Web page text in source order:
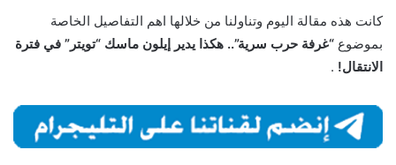
كانت هذه مقالة اليوم وتناولنا من خلالها اهم التفاصيل الخاصة
بموضوع “غرفة حرب سرية”.. هكذا يدير إيلون ماسك “تويتر” في فترة
الانتقال! .